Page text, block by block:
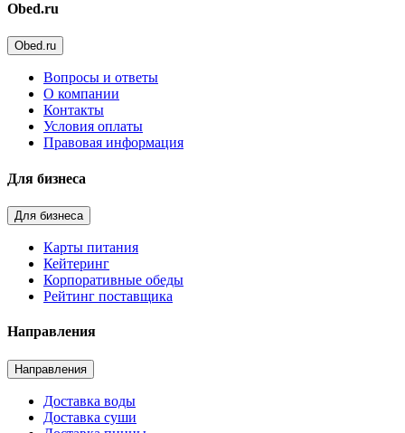
Obed.ru
Obed.ru
Вопросы и ответы
О компании
Контакты
Условия оплаты
Правовая информация
Для бизнеса
Для бизнеса
Карты питания
Кейтеринг
Корпоративные обеды
Рейтинг поставщика
Направления
Направления
Доставка воды
Доставка суши